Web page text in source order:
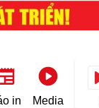
in Media